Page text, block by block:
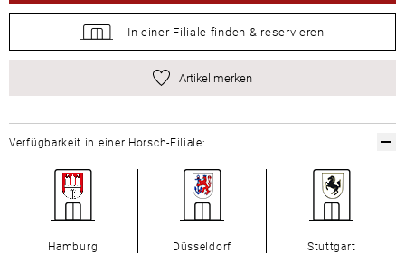
In einer Filiale finden & reservieren
Artikel merken
Verfügbarkeit in einer Horsch-Filiale:
Hamburg Düsseldorf Stuttgart